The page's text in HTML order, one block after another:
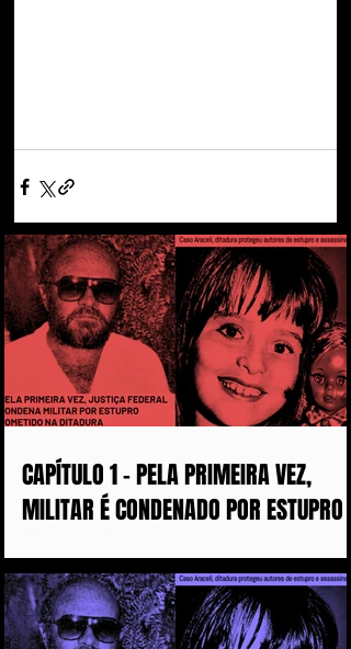
CAPÍTULO 1 - PELA PRIMEIRA VEZ,
MILITAR É CONDENADO POR ESTUPRO